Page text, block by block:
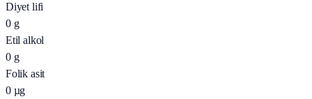
Diyet lifi
0 g
Etil alkol
0 g
Folik asit
0 µg